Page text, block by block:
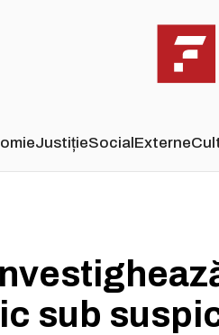
JustițieSocialExterne
sub